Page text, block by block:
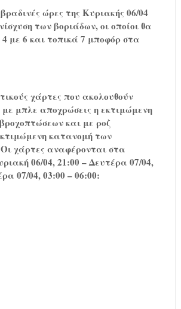
ώρες της Κυριακής 06/04
των βοριάδων, οι οποίοι θα
4 με 6 και τοπικά 7 μποφόρ στα
χάρτες που ακολουθούν
μπλε αποχρώσεις η εκτιμώμενη
και με ροζ
κατανομή των
χάρτες αναφέρονται στα
06/04, 21:00 – Δευτέρα 07/04,
07/04, 03:00 – 06:00: